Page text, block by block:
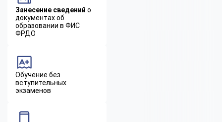
Занесение сведений о
документах об
образовании в ФИС
ФРДО
Обучение без
вступительных
экзаменов